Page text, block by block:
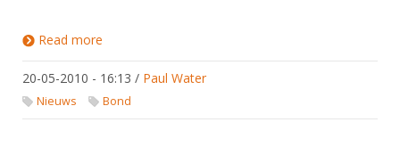
Read more
20-05-2010 - 16:13 / Paul Water
Nieuws Bond